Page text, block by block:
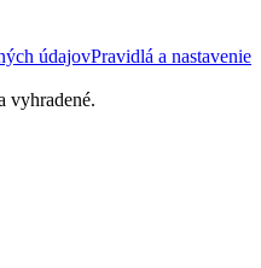
údajovPravidlá a nastavenie
vyhradené.